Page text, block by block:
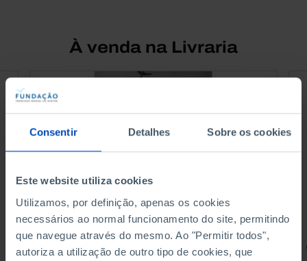
Consentir Detalhes Sobre os cookies
Este website utiliza cookies
Utilizamos, por definição, apenas os cookies
necessários ao normal funcionamento do site, permitindo
que navegue através do mesmo. Ao "Permitir todos",
autoriza a utilização de outro tipo de cookies, que
À venda na Livraria
RETRATOS